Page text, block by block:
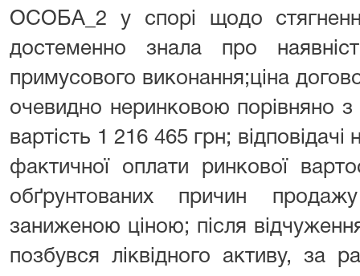
ОСОБА_2 у спорі щодо
достеменно знала про
примусового виконання;ціна
очевидно неринковою порівняно з
вартість 1 216 465 грн;
фактичної оплати ринкової
обґрунтованих причин
заниженою ціною; після
позбувся ліквідного активу, за